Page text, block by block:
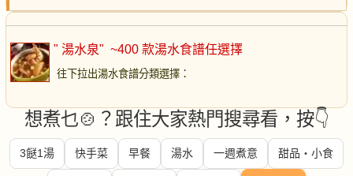
" 湯水泉" ~400 款湯水食譜任選擇
往下拉出湯水食譜分類選擇 ：
想煮乜🍲？跟住大家熱門搜尋看，按👇
3餸1湯 快手菜 早餐 湯水 一週煮意 甜品・小食